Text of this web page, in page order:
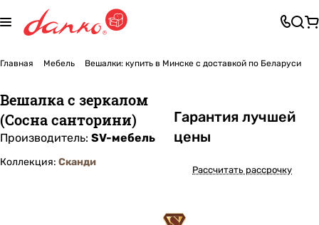
Главная Мебель Вешалки: купить в Минске с доставкой по Беларуси
Вешалка с зеркалом
(Сосна санторини)
Производитель: SV-мебель
Коллекция: Сканди
Гарантия лучшей
цены
Рассчитать рассрочку